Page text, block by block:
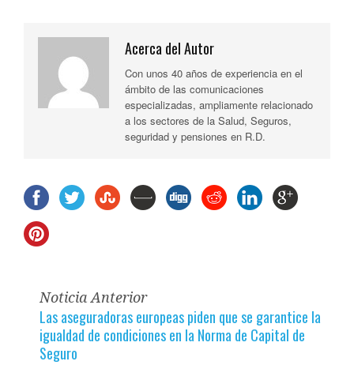
Acerca del Autor
Con unos 40 años de experiencia en el
ámbito de las comunicaciones
especializadas, ampliamente relacionado
a los sectores de la Salud, Seguros,
seguridad y pensiones en R.D.
Noticia Anterior
Las aseguradoras europeas piden que se garantice la
igualdad de condiciones en la Norma de Capital de
Seguro